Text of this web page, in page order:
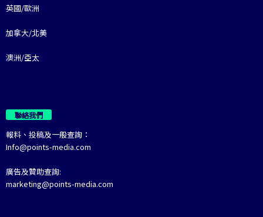
英國/歐洲
加拿大/北美
澳洲/亞太
聯絡我們
報料、投稿及一般查詢：
Info@points-media.com
廣告及贊助查詢:
marketing@points-media.com